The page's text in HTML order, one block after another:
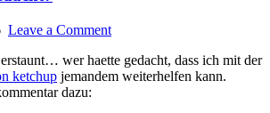
Leave a Commenton
haette
das
wer haette gedacht, dass ich mit der
ketchup jemandem weiterhelfen kann.
dazu: